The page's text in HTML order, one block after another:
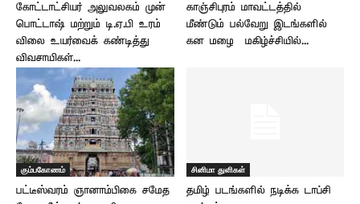
கோட்டாட்சியர் அலுவலகம் முன்
பொட்டாஷ் மற்றும் டி.ஏ.பி உரம்
விலை உயர்வைக் கண்டித்து
விவசாயிகள்...
காஞ்சிபுரம் மாவட்டத்தில்
மீண்டும் பல்வேறு இடங்களில்
கன மழை – மகிழ்ச்சியில்...
கும்பகோணம்
பட்டீஸ்வரம் ஞானாம்பிகை சமேத
சினிமா துளிகள்
தமிழ் படங்களில் நடிக்க டாப்சி